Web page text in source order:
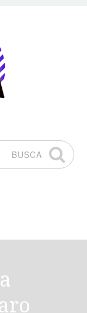
BUSCA